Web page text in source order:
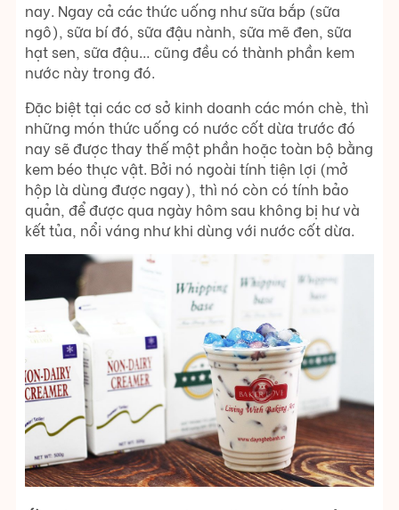
nay. Ngay cả các thức uống như sữa bắp (sữa
ngô), sữa bí đó, sữa đậu nành, sữa mẽ đen, sữa
hạt sen, sữa đậu… cũng đều có thành phần kem
nước này trong đó.
Đặc biệt tại các cơ sở kinh doanh các món chè, thì
những món thức uống có nước cốt dừa trước đó
nay sẽ được thay thế một phần hoặc toàn bộ bằng
kem béo thực vật. Bởi nó ngoài tính tiện lợi (mở
hộp là dùng được ngay), thì nó còn có tính bảo
quản, để được qua ngày hôm sau không bị hư và
kết tủa, nổi váng như khi dùng với nước cốt dừa.